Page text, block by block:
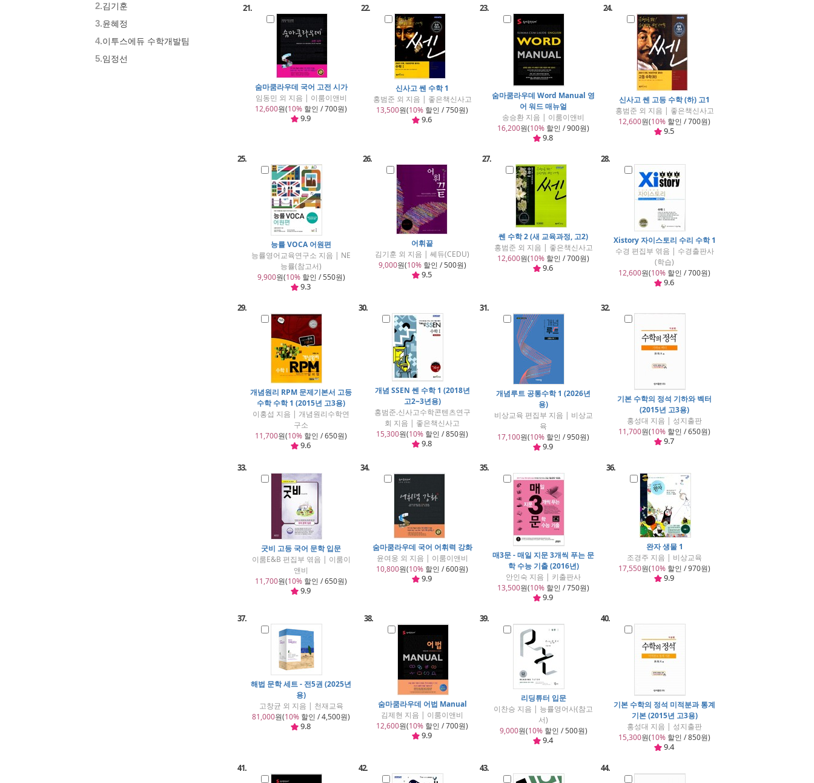
2.김기훈
3.윤혜정
4.이투스에듀 수학개발팀
5.임정선
21.
숨마쿰라우데 국어 고전 시가
임동민 외 지음 | 이룸이앤비
12,600원(10% 할인 / 700원)
9.9
22.
신사고 쎈 수학 1
홍범준 외 지음 | 좋은책신사고
13,500원(10% 할인 / 750원)
9.6
23.
숨마쿰라우데 Word Manual 영
어 워드 매뉴얼
송승환 지음 | 이룸이앤비
16,200원(10% 할인 / 900원)
9.8
24.
신사고 쎈 고등 수학 (하) 고1
홍범준 외 지음 | 좋은책신사고
12,600원(10% 할인 / 700원)
9.5
25.
능률 VOCA 어원편
능률영어교육연구소 지음 | NE
능률(참고서)
9,900원(10%할인 / 550원)
9.3
26.
어휘끝
김기훈 외 지음 | 쎄듀(CEDU)
9,000원(10%할인 / 500원)
9.5
27.
쎈 수학 2 (새 교육과정, 고2)
홍범준 외 지음 | 좋은책신사고
12,600원(10% 할인 / 700원)
9.6
28.
Xistory 자이스토리 수리 수학 1
수경 편집부 엮음 | 수경출판사
(학습)
12,600원(10% 할인 / 700원)
9.6
29.
개념원리 RPM 문제기본서 고등
수학 수학 1 (2015년 고3용)
이홍섭 지음 | 개념원리수학연
구소
11,700원(10% 할인 / 650원)
9.6
30.
개념 SSEN 쎈 수학 1 (2018년
고2~3년용)
홍범준.신사고수학콘텐츠연구
회 지음 | 좋은책신사고
15,300원(10% 할인 / 850원)
9.8
31.
개념루트 공통수학 1 (2026년
용)
비상교육 편집부 지음 | 비상교
육
17,100원(10% 할인 / 950원)
9.9
32.
기본 수학의 정석 기하와 벡터
(2015년 고3용)
홍성대 지음 | 성지출판
11,700원(10% 할인 / 650원)
9.7
33.
굿비 고등 국어 문학 입문
이룸E&B 편집부 엮음 | 이룸이
앤비
11,700원(10% 할인 / 650원)
9.9
34.
숨마쿰라우데 국어 어휘력 강화
윤여웅 외 지음 | 이룸이앤비
10,800원(10% 할인 / 600원)
9.9
35.
매3문 - 매일 지문 3개씩 푸는 문
학 수능 기출 (2016년)
안인숙 지음 | 키출판사
13,500원(10% 할인 / 750원)
9.9
36.
완자 생물 1
조경주 지음 | 비상교육
17,550원(10% 할인 / 970원)
9.9
37.
해법 문학 세트 - 전5권 (2025년
용)
고창균 외 지음 | 천재교육
81,000원(10% 할인 / 4,500원)
9.8
38.
숨마쿰라우데 어법 Manual
김제현 지음 | 이룸이앤비
12,600원(10% 할인 / 700원)
9.9
39.
리딩튜터 입문
이찬승 지음 | 능률영어사(참고
서)
9,000원(10%할인 / 500원)
9.4
40.
기본 수학의 정석 미적분과 통계
기본 (2015년 고3용)
홍성대 지음 | 성지출판
15,300원(10% 할인 / 850원)
9.4
41.
42. 43. 44.